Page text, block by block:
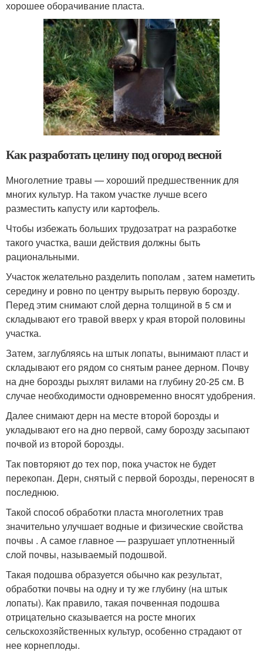
хорошее оборачивание пласта.
Как разработать целину под огород весной
Многолетние травы — хороший предшественник для
многих культур. На таком участке лучше всего
разместить капусту или картофель.
Чтобы избежать больших трудозатрат на разработке
такого участка, ваши действия должны быть
рациональными.
Участок желательно разделить пополам , затем наметить
середину и ровно по центру вырыть первую борозду.
Перед этим снимают слой дерна толщиной в 5 см и
складывают его травой вверх у края второй половины
участка.
Затем, заглубляясь на штык лопаты, вынимают пласт и
складывают его рядом со снятым ранее дерном. Почву
на дне борозды рыхлят вилами на глубину 20-25 см. В
случае необходимости одновременно вносят удобрения.
Далее снимают дерн на месте второй борозды и
укладывают его на дно первой, саму борозду засыпают
почвой из второй борозды.
Так повторяют до тех пор, пока участок не будет
перекопан. Дерн, снятый с первой борозды, переносят в
последнюю.
Такой способ обработки пласта многолетних трав
значительно улучшает водные и физические свойства
почвы . А самое главное — разрушает уплотненный
слой почвы, называемый подошвой.
Такая подошва образуется обычно как результат,
обработки почвы на одну и ту же глубину (на штык
лопаты). Как правило, такая почвенная подошва
отрицательно сказывается на росте многих
сельскохозяйственных культур, особенно страдают от
нее корнеплоды.